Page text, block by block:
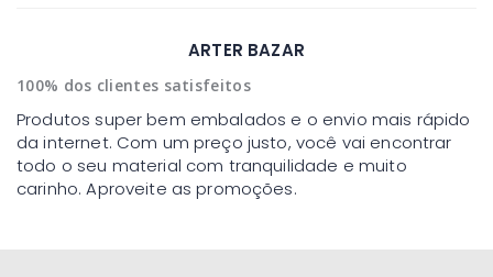
ARTER BAZAR
100% dos clientes satisfeitos
Produtos super bem embalados e o envio mais rápido
da internet. Com um preço justo, você vai encontrar
todo o seu material com tranquilidade e muito
carinho. Aproveite as promoções.